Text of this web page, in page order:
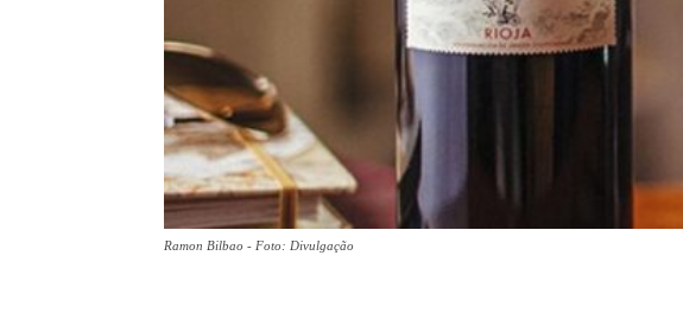
Ramon Bilbao - Foto: Divulgação